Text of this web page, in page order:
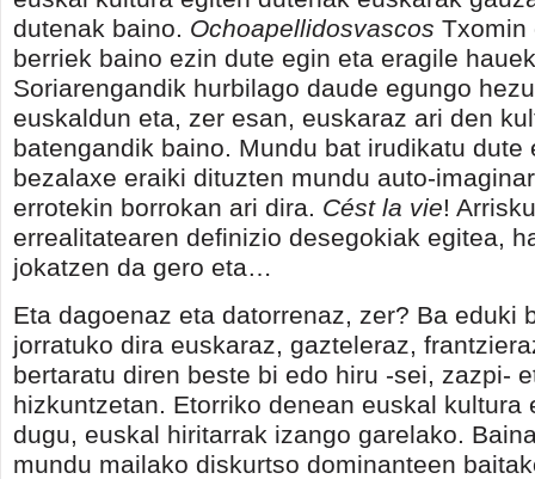
dutenak baino. Ochoapellidosvascos Txomin
berriek baino ezin dute egin eta eragile
Soriarengandik hurbilago daude egungo
euskaldun eta, zer esan, euskaraz ari den
batengandik baino. Mundu bat irudikatu dute
bezalaxe eraiki dituzten mundu auto-
errotekin borrokan ari dira. Cést la vie!
errealitatearen definizio desegokiak egitea,
jokatzen da gero eta…
Eta dagoenaz eta datorrenaz, zer? Ba eduki
jorratuko dira euskaraz, gazteleraz,
bertaratu diren beste bi edo hiru -sei, zazpi-
hizkuntzetan. Etorriko denean euskal kultura
dugu, euskal hiritarrak izango garelako.
mundu mailako diskurtso dominanteen